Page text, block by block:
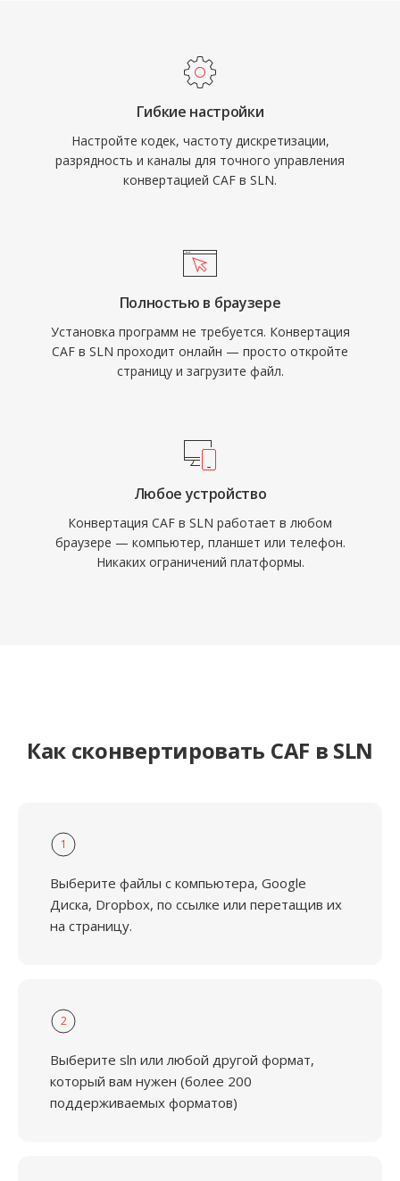
Гибкие настройки
Настройте кодек, частоту дискретизации,
разрядность и каналы для точного управления
конвертацией CAF в SLN.
Полностью в браузере
Установка программ не требуется. Конвертация
CAF в SLN проходит онлайн — просто откройте
страницу и загрузите файл.
Любое устройство
Конвертация CAF в SLN работает в любом
браузере — компьютер, планшет или телефон.
Никаких ограничений платформы.
Как сконвертировать CAF в SLN
1
Выберите файлы с компьютера, Google
Диска, Dropbox, по ссылке или перетащив их
на страницу.
2
Выберите sln или любой другой формат,
который вам нужен (более 200
поддерживаемых форматов)